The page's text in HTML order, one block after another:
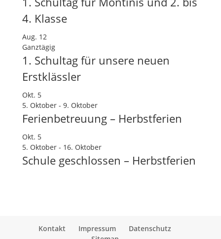
4. Klasse
Aug. 12
Ganztägig
1. Schultag für unsere neuen
Erstklässler
Okt. 5
5. Oktober- 9. Oktober
Ferienbetreuung – Herbstferien
Okt. 5
5. Oktober- 16. Oktober
Schule geschlossen – Herbstferien
Kontakt Impressum
Datenschutz